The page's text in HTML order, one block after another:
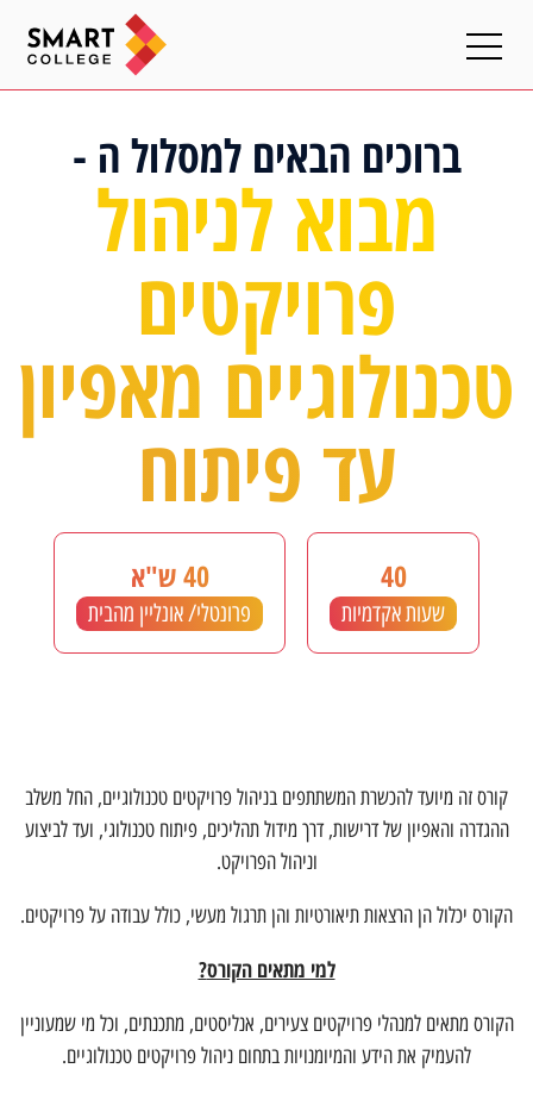
ברוכים הבאים למסלול ה -
מבוא לניהול
פרויקטים
טכנולוגיים מאפיון
עד פיתוח
40
שעות אקדמיות
40 ש"א
פרונטלי/ אונליין מהבית
קורס זה מיועד להכשרת המשתתפים בניהול פרויקטים טכנולוגיים, החל משלב
ההגדרה והאפיון של דרישות, דרך מידול תהליכים, פיתוח טכנולוגי, ועד לביצוע
וניהול הפרויקט.
הקורס יכלול הן הרצאות תיאורטיות והן תרגול מעשי, כולל עבודה על פרויקטים.
למי מתאים הקורס?
הקורס מתאים למנהלי פרויקטים צעירים, אנליסטים, מתכנתים, וכל מי שמעוניין
להעמיק את הידע והמיומנויות בתחום ניהול פרויקטים טכנולוגיים.